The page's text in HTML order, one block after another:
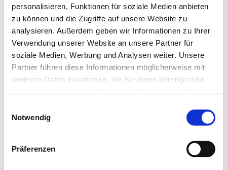
personalisieren, Funktionen für soziale Medien anbieten
zu können und die Zugriffe auf unsere Website zu
analysieren. Außerdem geben wir Informationen zu Ihrer
Verwendung unserer Website an unsere Partner für
soziale Medien, Werbung und Analysen weiter. Unsere
Partner führen diese Informationen möglicherweise mit
weiteren Daten zusammen, die Sie ihnen bereitgestellt
Notwendig
Präferenzen